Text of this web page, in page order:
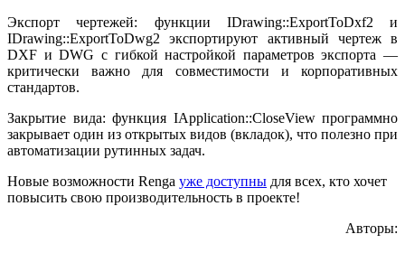
Экспорт чертежей: функции IDrawing::ExportToDxf2 и
IDrawing::ExportToDwg2 экспортируют активный чертеж в
DXF и DWG с гибкой настройкой параметров экспорта —
критически важно для совместимости и корпоративных
стандартов.
Закрытие вида: функция IApplication::CloseView программно
закрывает один из открытых видов (вкладок), что полезно при
автоматизации рутинных задач.
Новые возможности Renga уже доступны для всех, кто хочет
повысить свою производительность в проекте!
Авторы: